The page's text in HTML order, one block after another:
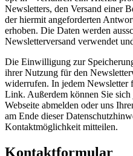
Newsletters, den Versand einer
der hiermit angeforderten
erhoben. Die Daten werden
Newsletterversand verwendet
Die Einwilligung zur
ihrer Nutzung für den
widerrufen. In jedem Newsletter
Link. Außerdem können Sie
Webseite abmelden oder uns
am Ende dieser
Kontaktmöglichkeit mitteilen.
Kontaktformular